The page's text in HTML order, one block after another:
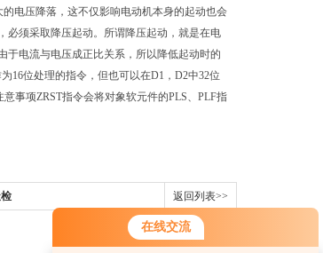
在线交流
您好！欢迎前来咨询，很高兴为您
电压降落，这不仅影响电动机本身的起动也会
必须采取降压起动。所谓降压起动，就是在电
于电流与电压成正比关系，所以降低起动时的
16位处理的指令，但也可以在D1，D2中32位
事项ZRST指令会将对象软元件的PLS、PLF指
返回列表>>